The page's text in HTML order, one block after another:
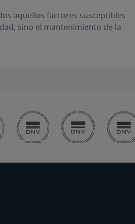
aquellos factores susceptibles
sino el mantenimiento de la